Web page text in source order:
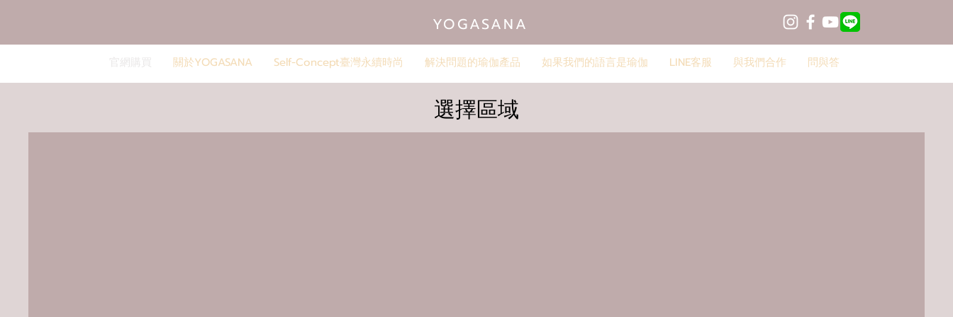
YOGASANA
官網購買 關於YOGASANA Self-Concept臺灣永續時尚 解決問題的瑜伽產品 如果我們的語言是瑜伽 LINE客服 與我們合作 問與答
​選擇區域